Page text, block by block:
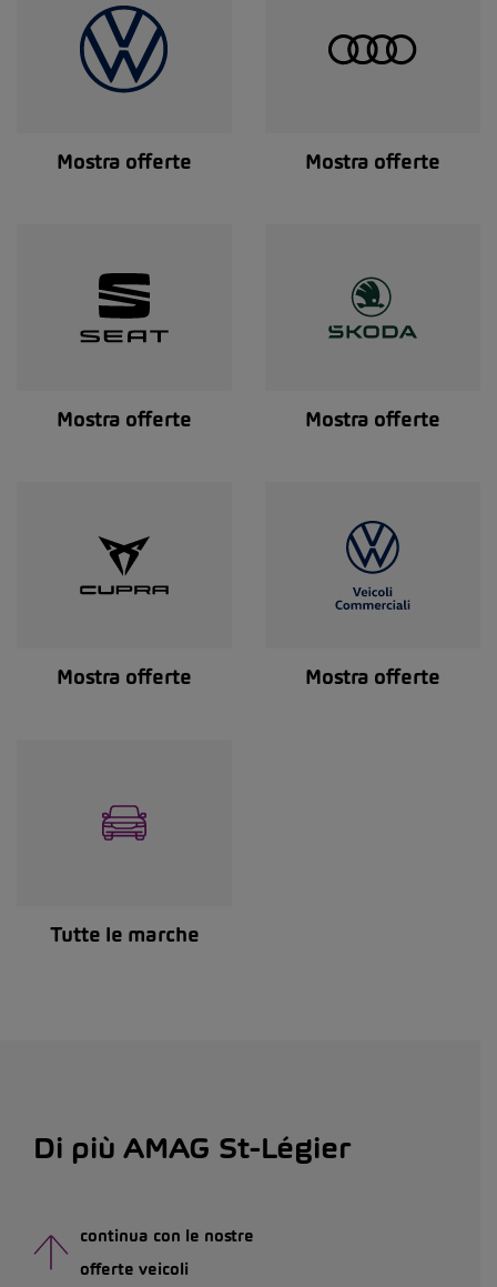
Mostra offerte Mostra offerte
Mostra offerte Mostra offerte
Mostra offerte Mostra offerte
Tutte le marche
Di più AMAG St-Légier
continua con le nostre
offerte veicoli